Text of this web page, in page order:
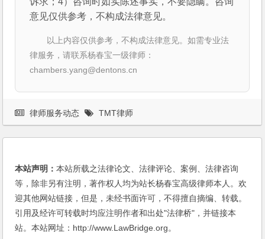
意见仅供参考，不构成法律意见。
以上内容仅供参考，不构成法律意见。如需专业法
律服务，请联系杨春宝一级律师：
chambers.yang@dentons.cn
律师服务动态 TMT律师
本站声明：本站所载之法律论文、法律评论、案例、法律咨询
等，除非另有注明，著作权人均为站长杨春宝高级律师本人。欢
迎其他网站链接，但是，未经书面许可，不得擅自摘编、转载。
引用及经许可转载时均应注明作者和出处"法律桥"，并链接本
站。本站网址：http://www.LawBridge.org。